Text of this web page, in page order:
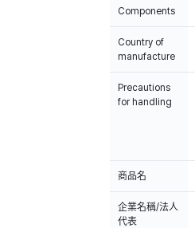
Components
Country of
manufacture
Precautions
for handling
商品名
企業名稱/法人
代表